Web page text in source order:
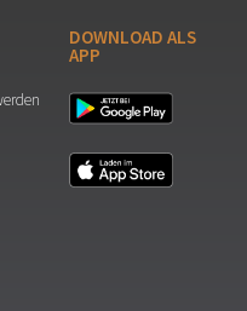
DOWNLOAD ALS
APP